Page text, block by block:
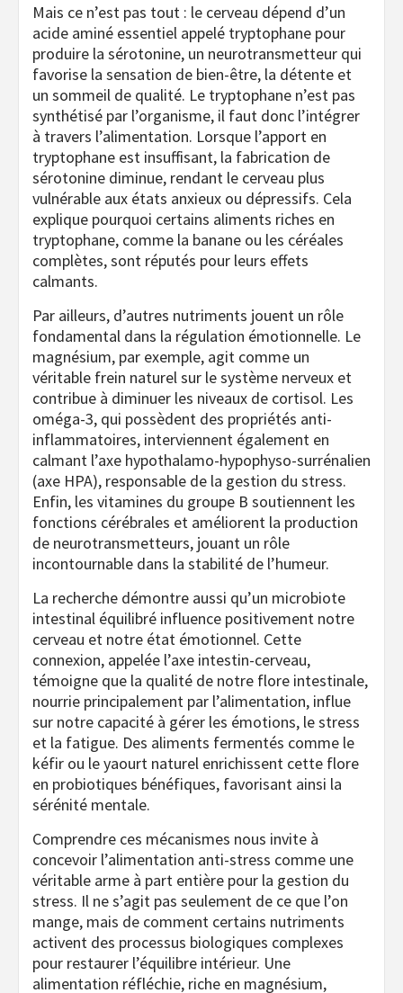
Mais ce n’est pas tout : le cerveau dépend d’un
acide aminé essentiel appelé tryptophane pour
produire la sérotonine, un neurotransmetteur qui
favorise la sensation de bien-être, la détente et
un sommeil de qualité. Le tryptophane n’est pas
synthétisé par l’organisme, il faut donc l’intégrer
à travers l’alimentation. Lorsque l’apport en
tryptophane est insuffisant, la fabrication de
sérotonine diminue, rendant le cerveau plus
vulnérable aux états anxieux ou dépressifs. Cela
explique pourquoi certains aliments riches en
tryptophane, comme la banane ou les céréales
complètes, sont réputés pour leurs effets
calmants.
Par ailleurs, d’autres nutriments jouent un rôle
fondamental dans la régulation émotionnelle. Le
magnésium, par exemple, agit comme un
véritable frein naturel sur le système nerveux et
contribue à diminuer les niveaux de cortisol. Les
oméga-3, qui possèdent des propriétés anti-
inflammatoires, interviennent également en
calmant l’axe hypothalamo-hypophyso-surrénalien
(axe HPA), responsable de la gestion du stress.
Enfin, les vitamines du groupe B soutiennent les
fonctions cérébrales et améliorent la production
de neurotransmetteurs, jouant un rôle
incontournable dans la stabilité de l’humeur.
La recherche démontre aussi qu’un microbiote
intestinal équilibré influence positivement notre
cerveau et notre état émotionnel. Cette
connexion, appelée l’axe intestin-cerveau,
témoigne que la qualité de notre flore intestinale,
nourrie principalement par l’alimentation, influe
sur notre capacité à gérer les émotions, le stress
et la fatigue. Des aliments fermentés comme le
kéfir ou le yaourt naturel enrichissent cette flore
en probiotiques bénéfiques, favorisant ainsi la
sérénité mentale.
Comprendre ces mécanismes nous invite à
concevoir l’alimentation anti-stress comme une
véritable arme à part entière pour la gestion du
stress. Il ne s’agit pas seulement de ce que l’on
mange, mais de comment certains nutriments
activent des processus biologiques complexes
pour restaurer l’équilibre intérieur. Une
alimentation réfléchie, riche en magnésium,